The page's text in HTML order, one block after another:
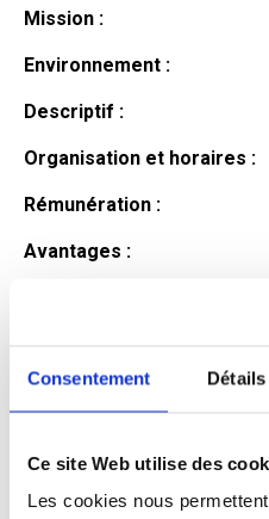
Consentement Détails
Ce site Web utilise des
Les cookies nous
Mission :
Environnement :
Descriptif :
Organisation et horaires :
Rémunération :
Avantages :
Qualifications et diplômes :